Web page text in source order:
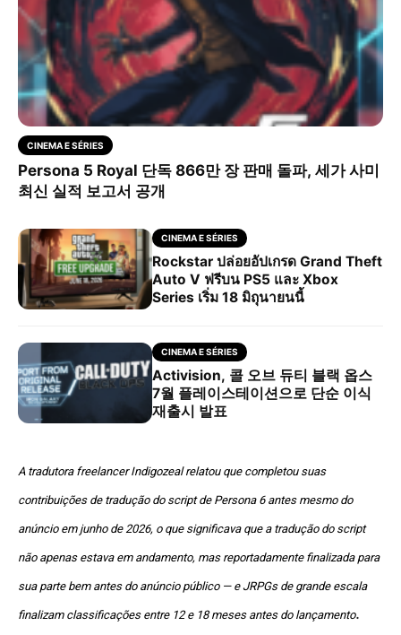
CINEMA E SÉRIES
Persona 5 Royal 단독 866만 장 판매 돌파, 세가 사미
최신 실적 보고서 공개
CINEMA E SÉRIES
Rockstar ปล่อยอัปเกรด Grand Theft
Auto V ฟรีบน PS5 และ Xbox
Series เริ่ม 18 มิถุนายนนี้
CINEMA E SÉRIES
Activision, 콜 오브 듀티 블랙 옵스
7월 플레이스테이션으로 단순 이식
재출시 발표
A tradutora freelancer Indigozeal relatou que completou suas
contribuições de tradução do script de Persona 6 antes mesmo do
anúncio em junho de 2026, o que significava que a tradução do script
não apenas estava em andamento, mas reportadamente finalizada para
sua parte bem antes do anúncio público — e JRPGs de grande escala
finalizam classificações entre 12 e 18 meses antes do lançamento.